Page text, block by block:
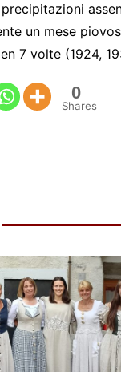
un mese
7 volte (1924,
0
Shares